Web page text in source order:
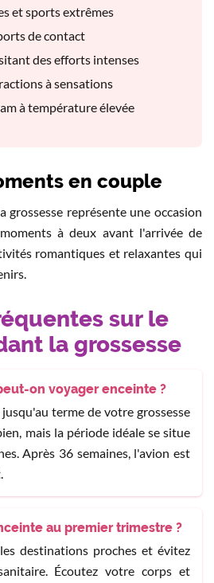
et sports extrêmes
de contact
des efforts intenses
à sensations
à température élevée
en couple
grossesse représente une occasion
à deux avant l'arrivée de
romantiques et relaxantes qui
sur le
la grossesse
on voyager enceinte ?
terme de votre grossesse
mais la période idéale se situe
Après 36 semaines, l'avion est
au premier trimestre ?
destinations proches et évitez
Écoutez votre corps et